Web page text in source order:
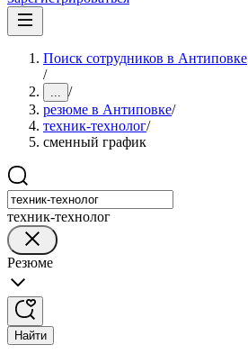
Поиск сотрудников в Антиповке
/
... /
резюме в Антиповке/
техник-технолог/
сменный график
техник-технолог
Резюме
Найти